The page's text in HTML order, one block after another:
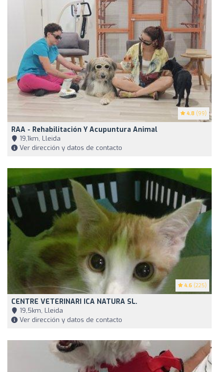
4.8 (99)
RAA - Rehabilitación Y Acupuntura Animal
19,1km, Lleida
Ver dirección y datos de contacto
4.6 (225)
CENTRE VETERINARI ICA NATURA SL.
19,5km, Lleida
Ver dirección y datos de contacto